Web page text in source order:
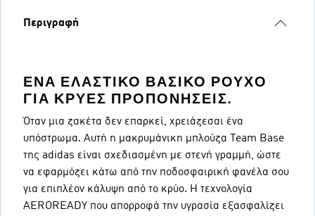
Περιγραφή
ΈΝΑ ΕΛΑΣΤΙΚΌ ΒΑΣΙΚΌ ΡΟΎΧΟ
ΓΙΑ ΚΡΎΕΣ ΠΡΟΠΟΝΉΣΕΙΣ.
Όταν μια ζακέτα δεν επαρκεί, χρειάζεσαι ένα
υπόστρωμα. Αυτή η μακρυμάνικη μπλούζα Team Base
της adidas είναι σχεδιασμένη με στενή γραμμή, ώστε
να εφαρμόζει κάτω από την ποδοσφαιρική φανέλα σου
για επιπλέον κάλυψη από το κρύο. Η τεχνολογία
AEROREADY που απορροφά την υγρασία εξασφαλίζει